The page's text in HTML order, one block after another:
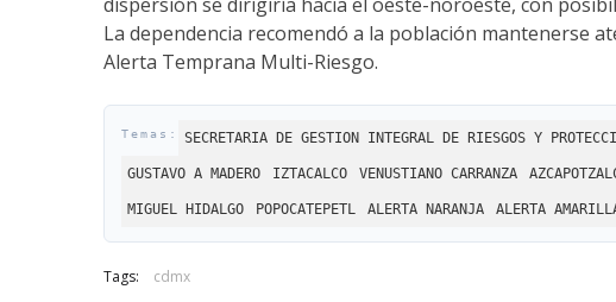
La dependencia recomendó a la población mantenerse
Alerta Temprana Multi-Riesgo.
SECRETARIA DE GESTION INTEGRAL DE RIESGOS Y
GUSTAVO A MADERO IZTACALCO VENUSTIANO CARRANZA
MIGUEL HIDALGO POPOCATEPETL ALERTA NARANJA ALERTA
Tags: cdmx